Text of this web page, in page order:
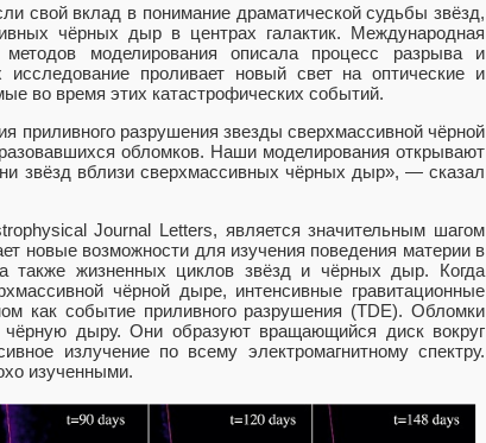
свой вклад в понимание драматической судьбы звёзд,
чёрных дыр в центрах галактик. Международная
моделирования описала процесс разрыва и
проливает новый свет на оптические и
во время этих катастрофических событий.
приливного разрушения звезды сверхмассивной чёрной
обломков. Наши моделирования открывают
звёзд вблизи сверхмассивных чёрных дыр», — сказал
Journal Letters, является значительным шагом
новые возможности для изучения поведения материи в
также жизненных циклов звёзд и чёрных дыр. Когда
чёрной дыре, интенсивные гравитационные
как событие приливного разрушения (TDE). Обломки
чёрную дыру. Они образуют вращающийся диск вокруг
излучение по всему электромагнитному спектру.
изученными.